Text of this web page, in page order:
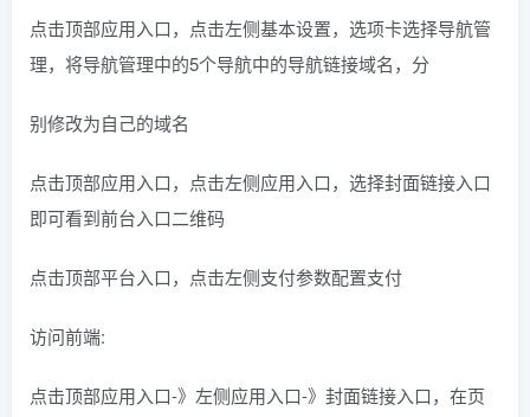
点击顶部应用入口，点击左侧基本设置，选项卡选择导航管
理，将导航管理中的5个导航中的导航链接域名，分
别修改为自己的域名
点击顶部应用入口，点击左侧应用入口，选择封面链接入口
即可看到前台入口二维码
点击顶部平台入口，点击左侧支付参数配置支付
访问前端:
点击顶部应用入口-》左侧应用入口-》封面链接入口，在页